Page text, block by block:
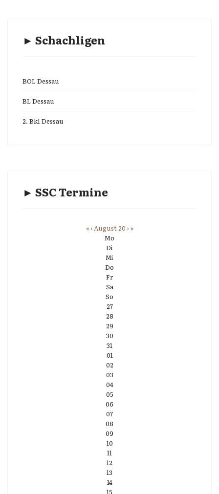
► Schachligen
BOL Dessau
BL Dessau
2. Bkl Dessau
► SSC Termine
«‹August 20 ›»
Mo
Di
Mi
Do
Fr
Sa
So
27
28
29
30
31
01
02
03
04
05
06
07
08
09
10
11
12
13
14
15